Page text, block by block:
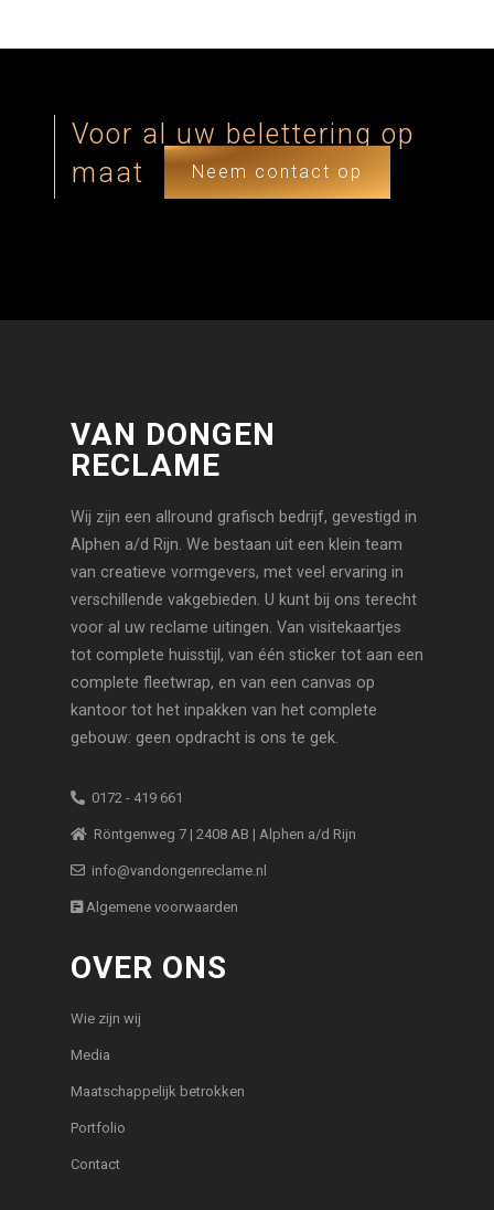
Voor al uw belettering op
maat
Neem contact op
VAN DONGEN
RECLAME
Wij zijn een allround grafisch bedrijf, gevestigd in
Alphen a/d Rijn. We bestaan uit een klein team
van creatieve vormgevers, met veel ervaring in
verschillende vakgebieden. U kunt bij ons terecht
voor al uw reclame uitingen. Van visitekaartjes
tot complete huisstijl, van één sticker tot aan een
complete fleetwrap, en van een canvas op
kantoor tot het inpakken van het complete
gebouw: geen opdracht is ons te gek.
0172 - 419 661
Röntgenweg 7 | 2408 AB | Alphen a/d Rijn
info@vandongenreclame.nl
Algemene voorwaarden
OVER ONS
Wie zijn wij
Media
Maatschappelijk betrokken
Portfolio
Contact